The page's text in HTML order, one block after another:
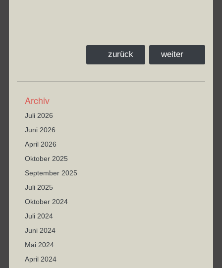
weiter
zurück
Archiv
Juli 2026
Juni 2026
April 2026
Oktober 2025
September 2025
Juli 2025
Oktober 2024
Juli 2024
Juni 2024
Mai 2024
April 2024